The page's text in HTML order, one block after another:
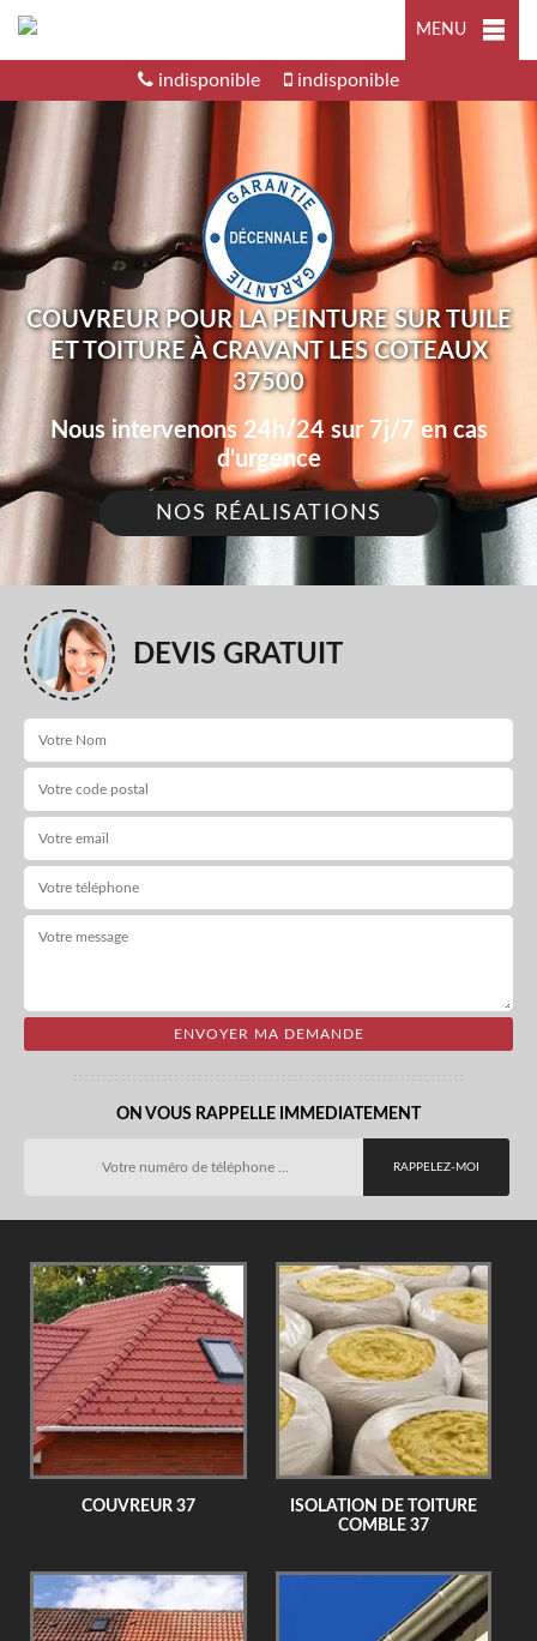
MENU
indisponible indisponible
COUVREUR POUR LA PEINTURE SUR TUILE
ET TOITURE À CRAVANT LES COTEAUX
37500
Nous intervenons 24h/24 sur 7j/7 en cas
d'urgence
NOS RÉALISATIONS
DEVIS GRATUIT
ON VOUS RAPPELLE IMMEDIATEMENT
COUVREUR 37
ISOLATION DE TOITURE
COMBLE 37